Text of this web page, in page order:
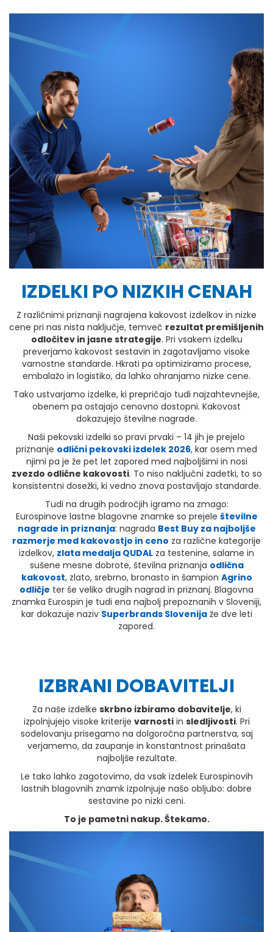
IZDELKI PO NIZKIH CENAH
Z različnimi priznanji nagrajena kakovost izdelkov in nizke
cene pri nas nista naključje, temveč rezultat premišljenih
odločitev in jasne strategije. Pri vsakem izdelku
preverjamo kakovost sestavin in zagotavljamo visoke
varnostne standarde. Hkrati pa optimiziramo procese,
embalažo in logistiko, da lahko ohranjamo nizke cene.
Tako ustvarjamo izdelke, ki prepričajo tudi najzahtevnejše,
obenem pa ostajajo cenovno dostopni. Kakovost
dokazujejo številne nagrade.
Naši pekovski izdelki so pravi prvaki – 14 jih je prejelo
priznanje odlični pekovski izdelek 2026, kar osem med
njimi pa je že pet let zapored med najboljšimi in nosi
zvezdo odlične kakovosti. To niso naključni zadetki, to so
konsistentni dosežki, ki vedno znova postavljajo standarde.
Tudi na drugih področjih igramo na zmago:
Eurospinove lastne blagovne znamke so prejele številne
nagrade in priznanja: nagrada Best Buy za najboljše
razmerje med kakovostjo in ceno za različne kategorije
izdelkov, zlata medalja QUDAL za testenine, salame in
sušene mesne dobrote, številna priznanja odlična
kakovost, zlato, srebrno, bronasto in šampion Agrino
odličje ter še veliko drugih nagrad in priznanj. Blagovna
znamka Eurospin je tudi ena najbolj prepoznanih v Sloveniji,
kar dokazuje naziv Superbrands Slovenijaže dve leti
zapored.
IZBRANI DOBAVITELJI
Za naše izdelke skrbno izbiramo dobavitelje, ki
izpolnjujejo visoke kriterije varnostiin sledljivosti. Pri
sodelovanju prisegamo na dolgoročna partnerstva, saj
verjamemo, da zaupanje in konstantnost prinašata
najboljše rezultate.
Le tako lahko zagotovimo, da vsak izdelek Eurospinovih
lastnih blagovnih znamk izpolnjuje našo obljubo: dobre
sestavine po nizki ceni.
To je pametni nakup. Štekamo.